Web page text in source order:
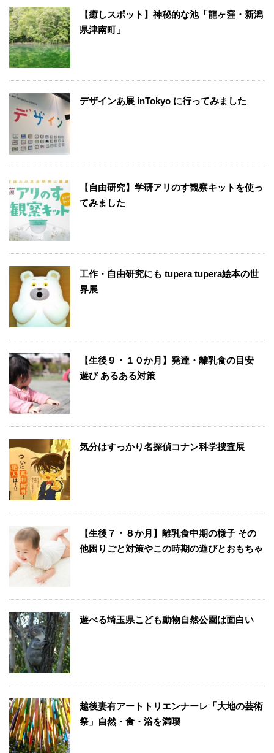
【癒しスポット】神秘的な池「龍ヶ窪・新潟
県津南町」
デザインあ展 inTokyo に行ってみました
【自由研究】学研アリのす観察キットを使っ
てみました
工作・自由研究にも tupera tupera絵本の世
界展
【生後９・１０か月】発達・離乳食の目安
遊び あるある対策
気分はすっかり名探偵コナン科学捜査展
【生後７・８か月】離乳食中期の様子 その
他困りごと対策やこの時期の遊びとおもちゃ
遊べる埼玉県こども動物自然公園は面白い
越後妻有アートトリエンナーレ「大地の芸術
祭」自然・食・浴を満喫